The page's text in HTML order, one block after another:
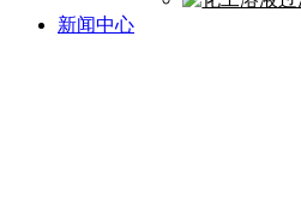
新闻中心